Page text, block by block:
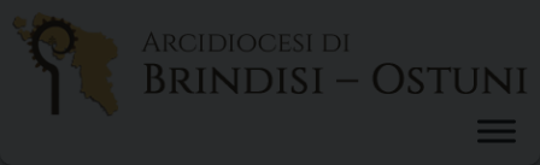
Skip
content